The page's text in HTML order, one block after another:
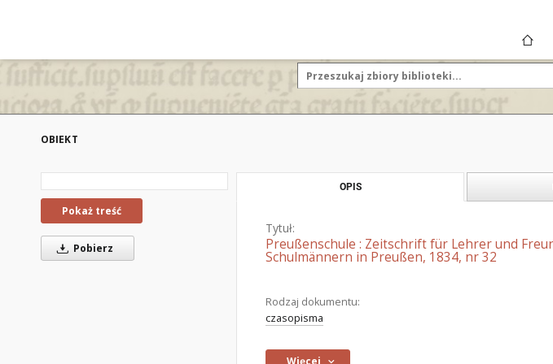
OBIEKT
Pokaż treść
Pobierz
OPIS
Tytuł:
Preußenschule : Zeitschrift für Lehrer und
Schulmännern in Preußen, 1834, nr 32
Rodzaj dokumentu:
czasopisma
Więcej